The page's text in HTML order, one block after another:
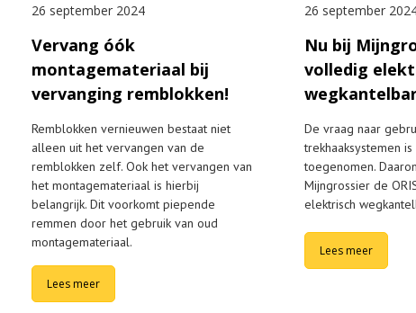
26 september 2024
Vervang óók
montagemateriaal bij
vervanging remblokken!
Remblokken vernieuwen bestaat niet
alleen uit het vervangen van de
remblokken zelf. Ook het vervangen van
het montagemateriaal is hierbij
belangrijk. Dit voorkomt piepende
remmen door het gebruik van oud
montagemateriaal.
Lees meer
26 september
Nu bij
volledig
De vraag naar
trekhaaksystemen
toegenomen.
Mijngrossier de
elektrisch
Lees meer